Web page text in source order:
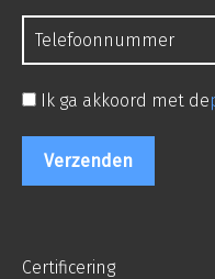
Ik ga akkoord met de
Certificering